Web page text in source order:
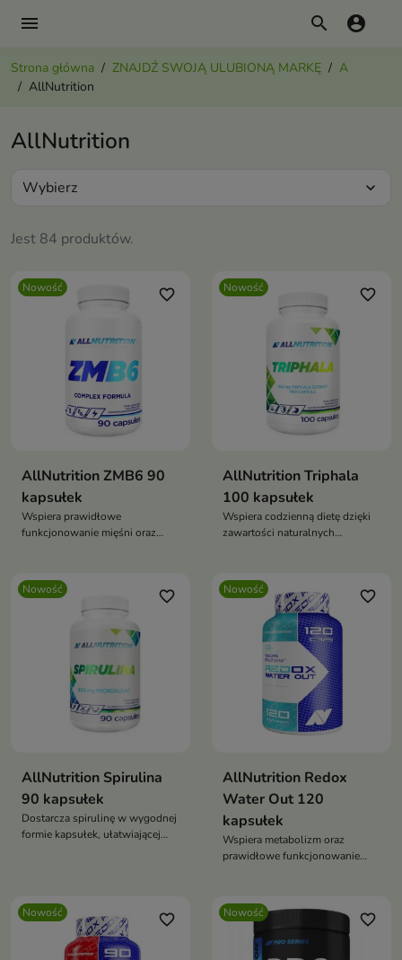
menu search account_circle
Strona główna ZNAJDŹ SWOJĄ ULUBIONĄ MARKĘ
A
AllNutrition
AllNutrition
Jest 84 produktów.
Wybierz expand_more
Nowość favorite_border
AllNutrition ZMB6 90
kapsułek
Wspiera prawidłowe
funkcjonowanie mięśni oraz
Nowość favorite_border
AllNutrition Triphala
100 kapsułek
Wspiera codzienną dietę dzięki
zawartości naturalnych
Nowość favorite_border
AllNutrition Spirulina
90 kapsułek
Dostarcza spirulinę w wygodnej
formie kapsułek, ułatwiającej
Nowość favorite_border
AllNutrition Redox
Water Out 120
kapsułek
Wspiera metabolizm oraz
prawidłowe funkcjonowanie
Nowość
favorite_border Nowość favorite_border